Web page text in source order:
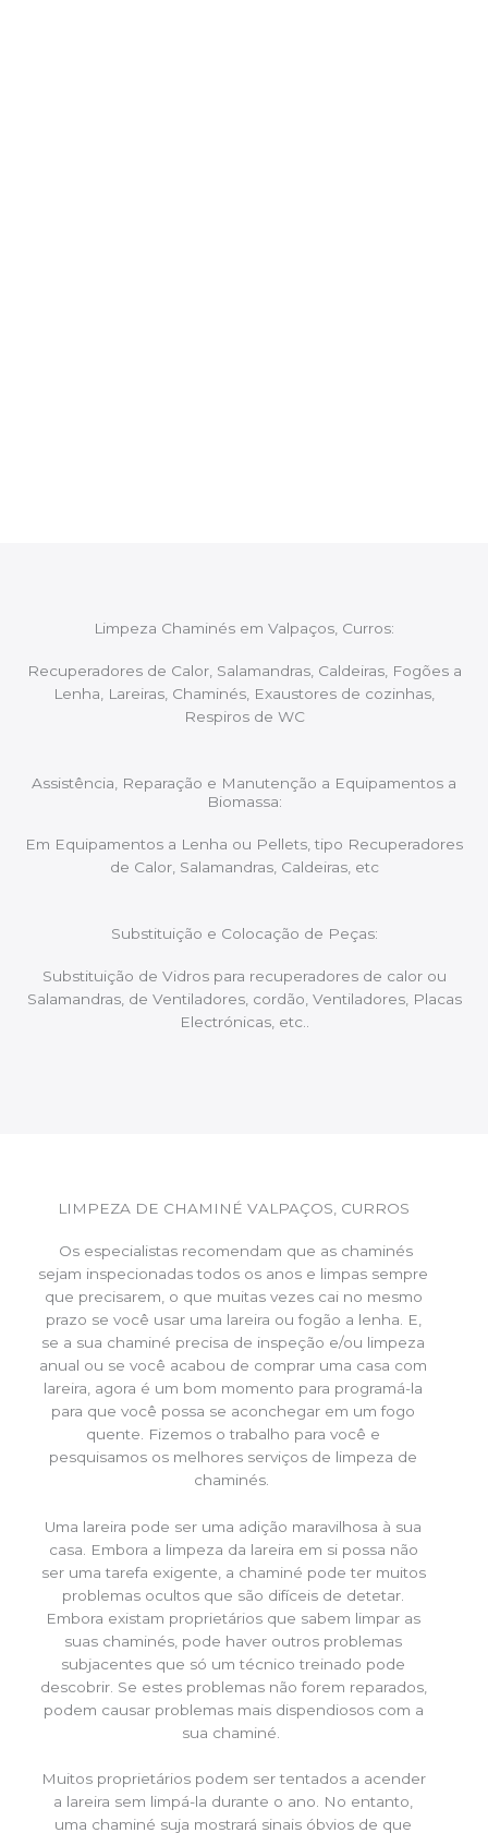
Limpeza Chaminés em Valpaços, Curros:
Recuperadores de Calor, Salamandras, Caldeiras, Fogões a
Lenha, Lareiras, Chaminés, Exaustores de cozinhas,
Respiros de WC
Assistência, Reparação e Manutenção a Equipamentos a
Biomassa:
Em Equipamentos a Lenha ou Pellets, tipo Recuperadores
de Calor, Salamandras, Caldeiras, etc
Substituição e Colocação de Peças:
Substituição de Vidros para recuperadores de calor ou
Salamandras, de Ventiladores, cordão, Ventiladores, Placas
Electrónicas, etc..
LIMPEZA DE CHAMINÉ VALPAÇOS, CURROS
Os especialistas recomendam que as chaminés
sejam inspecionadas todos os anos e limpas sempre
que precisarem, o que muitas vezes cai no mesmo
prazo se você usar uma lareira ou fogão a lenha. E,
se a sua chaminé precisa de inspeção e/ou limpeza
anual ou se você acabou de comprar uma casa com
lareira, agora é um bom momento para programá-la
para que você possa se aconchegar em um fogo
quente. Fizemos o trabalho para você e
pesquisamos os melhores serviços de limpeza de
chaminés.
Uma lareira pode ser uma adição maravilhosa à sua
casa. Embora a limpeza da lareira em si possa não
ser uma tarefa exigente, a chaminé pode ter muitos
problemas ocultos que são difíceis de detetar.
Embora existam proprietários que sabem limpar as
suas chaminés, pode haver outros problemas
subjacentes que só um técnico treinado pode
descobrir. Se estes problemas não forem reparados,
podem causar problemas mais dispendiosos com a
sua chaminé.
Muitos proprietários podem ser tentados a acender
a lareira sem limpá-la durante o ano. No entanto,
uma chaminé suja mostrará sinais óbvios de que